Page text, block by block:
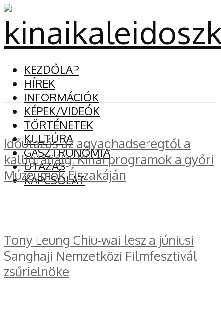
KEZDŐLAP
HÍREK
INFORMÁCIÓK
KÉPEK/VIDEÓK
TÖRTÉNETEK
KULTÚRA
GASZTRONÓMIA
UTAZÁS
KAPCSOLAT
Időutazás az agyaghadseregtől a
kalligráfiáig: Kínai programok a győri
Múzeumok Éjszakáján
Tony Leung Chiu-wai lesz a júniusi
Sanghaji Nemzetközi Filmfesztivál
zsűrielnöke